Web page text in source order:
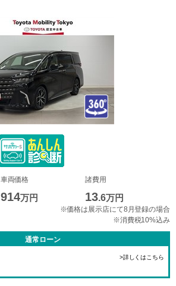
車両価格
914万円
諸費用
13.6万円
※価格は展示店にて8月登録の場合
※消費税10%込み
通常ローン
>詳しくはこちら